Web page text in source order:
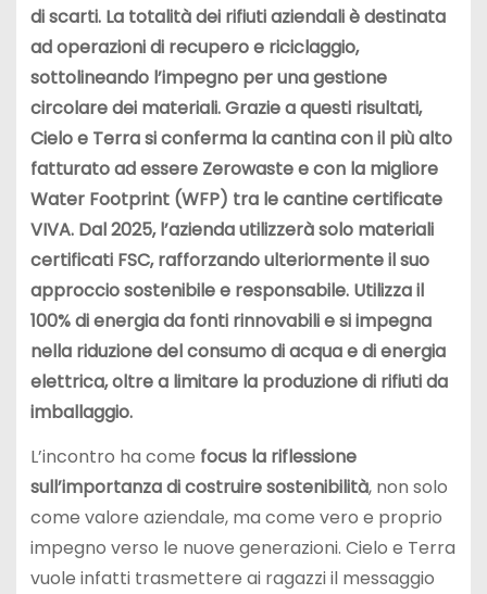
di scarti. La totalità dei rifiuti aziendali è destinata
ad operazioni di recupero e riciclaggio,
sottolineando l’impegno per una gestione
circolare dei materiali. Grazie a questi risultati,
Cielo e Terra si conferma la cantina con il più alto
fatturato ad essere Zerowaste e con la migliore
Water Footprint (WFP) tra le cantine certificate
VIVA. Dal 2025, l’azienda utilizzerà solo materiali
certificati FSC, rafforzando ulteriormente il suo
approccio sostenibile e responsabile. Utilizza il
100% di energia da fonti rinnovabili e si impegna
nella riduzione del consumo di acqua e di energia
elettrica, oltre a limitare la produzione di rifiuti da
imballaggio.
L’incontro ha come focus la riflessione
sull’importanza di costruire sostenibilità, non solo
come valore aziendale, ma come vero e proprio
impegno verso le nuove generazioni. Cielo e Terra
vuole infatti trasmettere ai ragazzi il messaggio